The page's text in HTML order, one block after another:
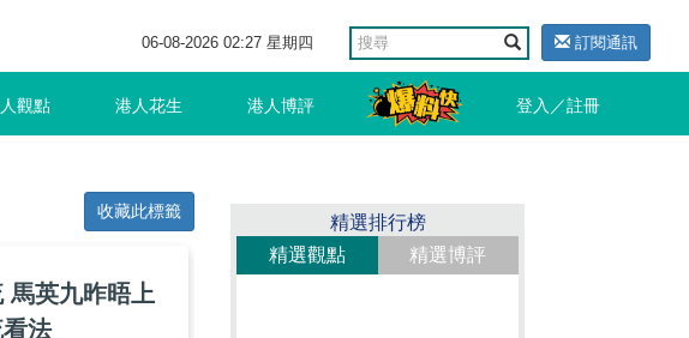
06-08-2026 02:27 星期四 訂閱通訊
觀點 港人花生 港人博評 登入／註冊
收藏此標籤
馬英九昨晤上
法
精選排行榜
精選觀點
精選博評